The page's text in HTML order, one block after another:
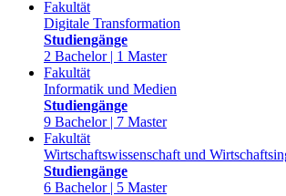
Fakultät
Digitale Transformation
Studiengänge
2 Bachelor | 1 Master
Fakultät
Informatik und Medien
Studiengänge
9 Bachelor | 7 Master
Fakultät
Wirtschaftswissenschaft und
Studiengänge
6 Bachelor | 5 Master